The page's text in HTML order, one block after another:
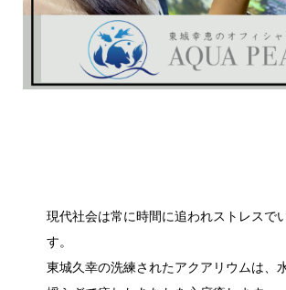
現代社会は常に時間に追われストレスで
す。
東城久幸の洗練されたアクアリウムは、